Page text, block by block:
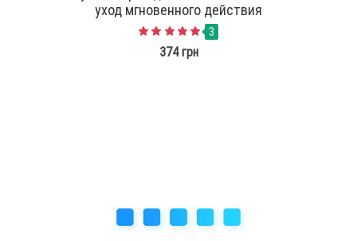
уход мгновенного действия
3
374 грн